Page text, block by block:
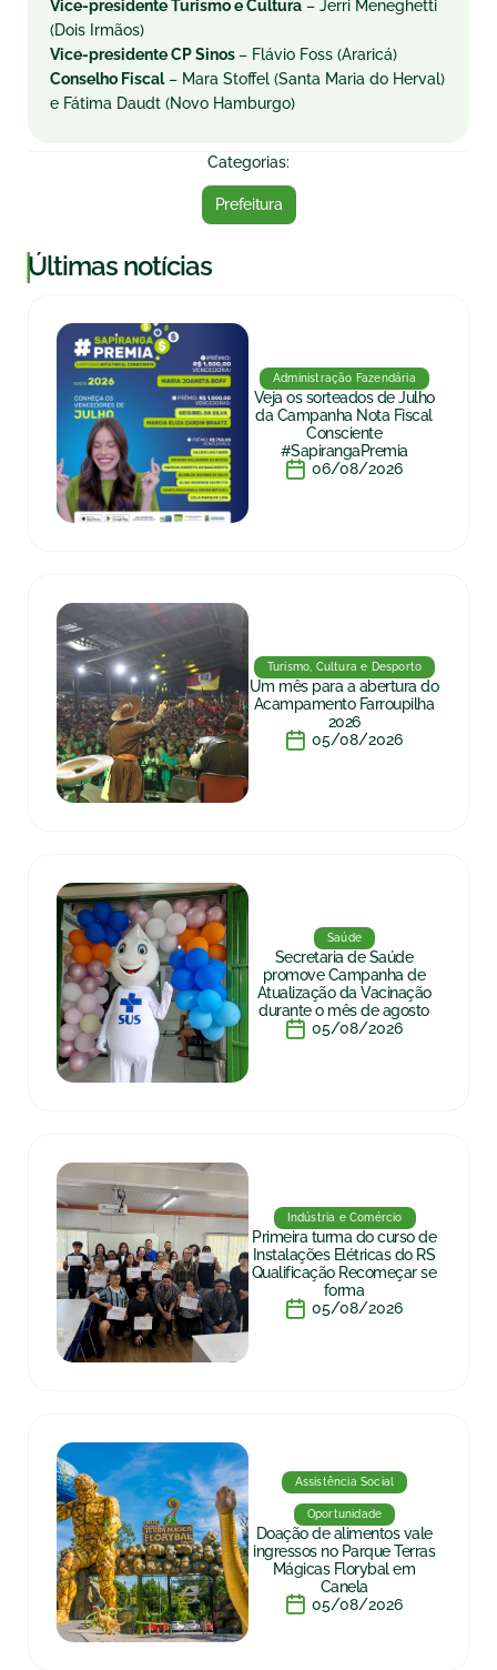
Vice-presidente Turismo e Cultura – Jerri Meneghetti
(Dois Irmãos)
Vice-presidente CP Sinos– Flávio Foss (Araricá)
Conselho Fiscal– Mara Stoffel (Santa Maria do Herval)
e Fátima Daudt (Novo Hamburgo)
Categorias:
Prefeitura
|Últimas notícias
Administração Fazendária
Veja os sorteados de Julho
da Campanha Nota Fiscal
Consciente
#SapirangaPremia
06/08/2026
Turismo, Cultura e Desporto
Um mês para a abertura do
Acampamento Farroupilha
2026
05/08/2026
Saúde
Secretaria de Saúde
promove Campanha de
Atualização da Vacinação
durante o mês de agosto
05/08/2026
Indústria e Comércio
Primeira turma do curso de
Instalações Elétricas do RS
Qualificação Recomeçar se
forma
05/08/2026
Assistência Social
Oportunidade
Doação de alimentos vale
ingressos no Parque Terras
Mágicas Florybal em
Canela
05/08/2026